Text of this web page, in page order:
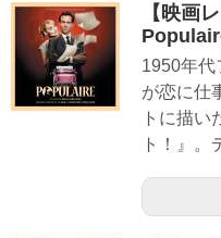
【映画
1950年代
が恋に仕
トに描い
ト！』。